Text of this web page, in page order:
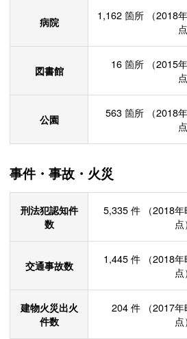
病院 1,162 箇所
（2018
図書館 16 箇所
（2015
公園 563 箇所
（2018
事件・事故・火災
刑法犯認知件
数
5,335 件
（2018
点）
交通事故数 1,445 件
（2018
点）
建物火災出火
件数
204 件
（2017
点）